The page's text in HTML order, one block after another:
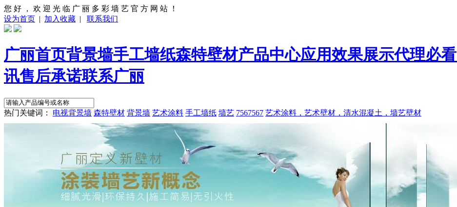
您 好 ， 欢 迎 光 临 广 丽 多 彩 墙 艺 官 方 网 站 ！
设为首页 | 加入收藏 | 联系我们
广丽首页背景墙手工墙纸森特壁材产品中心应用效果展示代理必看
讯售后承诺联系广丽
热门关键词： 电视背景墙 森特壁材 背景墙 艺术涂料 手工墙纸 墙艺 7567567 艺术涂料，艺术壁材，清水混凝土，墙艺壁材